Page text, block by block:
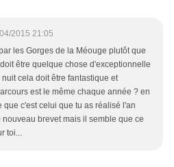
2015 21:05
les Gorges de la Méouge plutôt que
être quelque chose d'exceptionnelle
cela doit être fantastique et
est le même chaque année ? en
que c'est celui que tu as réalisé l'an
brevet mais il semble que ce
toi...